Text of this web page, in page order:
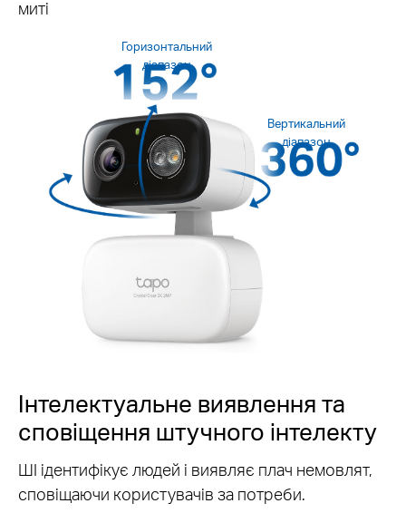
миті
Горизонтальний
діапазон
Вертикальний
діапазон
Інтелектуальне виявлення та
сповіщення штучного інтелекту
ШI ідентифікує людей і виявляє плач немовлят,
сповіщаючи користувачів за потреби.